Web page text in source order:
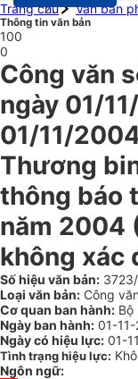
Trang chủ
Văn bản
Thông tin văn bản
100
0
Công văn
ngày 01/
01/11/
Thương
thông báo
năm 2004
không xác
Số hiệu văn bản:
Loại văn bản: Công văn
Cơ quan ban hành: Bộ
Ngày ban hành: 01-
Ngày có hiệu lực: 01-
Tình trạng hiệu lực:
Ngôn ngữ: